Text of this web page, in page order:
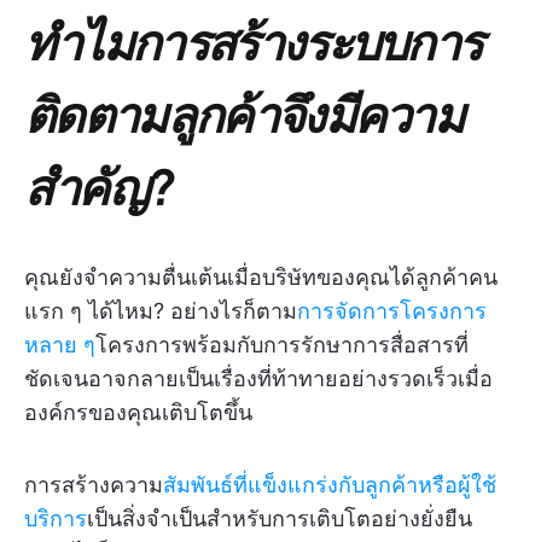
ทำไมการสร้างระบบการ
ติดตามลูกค้าจึงมีความ
สำคัญ?
คุณยังจำความตื่นเต้นเมื่อบริษัทของคุณได้ลูกค้าคน
แรก ๆ ได้ไหม? อย่างไรก็ตามการจัดการโครงการ
หลาย ๆโครงการพร้อมกับการรักษาการสื่อสารที่
ชัดเจนอาจกลายเป็นเรื่องที่ท้าทายอย่างรวดเร็วเมื่อ
องค์กรของคุณเติบโตขึ้น
การสร้างความสัมพันธ์ที่แข็งแกร่งกับลูกค้าหรือผู้ใช้
บริการเป็นสิ่งจำเป็นสำหรับการเติบโตอย่างยั่งยืน